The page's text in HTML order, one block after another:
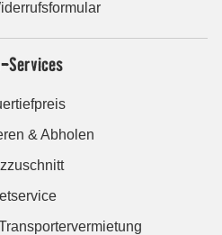
Services
& Abholen